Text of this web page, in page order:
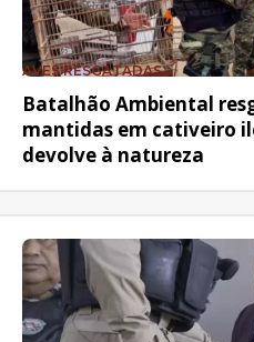
AVES RESGATADAS
Batalhão Ambiental
mantidas em cativeiro
devolve à natureza